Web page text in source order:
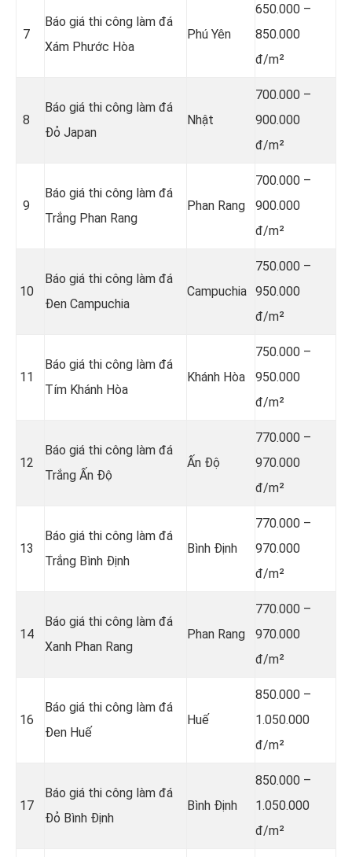
7
Báo giá thi công làm đá
Xám Phước Hòa
Phú Yên
650.000 –
850.000
đ/m²
8
Báo giá thi công làm đá
Đỏ Japan
Nhật
700.000 –
900.000
đ/m²
9
Báo giá thi công làm đá
Trắng Phan Rang
Phan Rang
700.000 –
900.000
đ/m²
10
Báo giá thi công làm đá
Đen Campuchia
Campuchia
750.000 –
950.000
đ/m²
11
Báo giá thi công làm đá
Tím Khánh Hòa
Khánh Hòa
750.000 –
950.000
đ/m²
12
Báo giá thi công làm đá
Trắng Ấn Độ
Ấn Độ
770.000 –
970.000
đ/m²
13
Báo giá thi công làm đá
Trắng Bình Định
Bình Định
770.000 –
970.000
đ/m²
14
Báo giá thi công làm đá
Xanh Phan Rang
Phan Rang
770.000 –
970.000
đ/m²
16
Báo giá thi công làm đá
Đen Huế
Huế
850.000 –
1.050.000
đ/m²
17
Báo giá thi công làm đá
Đỏ Bình Định
Bình Định
850.000 –
1.050.000
đ/m²